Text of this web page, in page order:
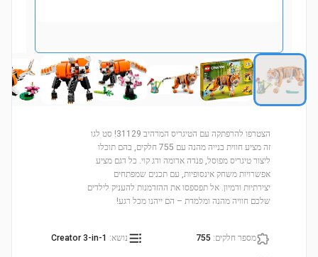
הצטרפו להרפתקה עם הטיגריס המרהיב 31129! סט לגו
זה מציע חווית בנייה מהנה עם 755 חלקים, בהם תוכלו
ליצור טיגריס מפוסל, פנדה אדומה ודג קוי. כל דגם מציע
אפשרויות משחק אינסופיות, עם תכנים שמפתחים
יצירתיות ודמיון. אל תפספסו את ההזדמנות להעניק לילדים
שלכם חוויה מהנה ומלמדת – הם ייהנו מכל רגע!
מספר חלקים:
755 נושא:
Creator 3-in-1